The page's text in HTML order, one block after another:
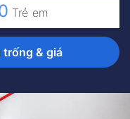
Trẻ em
& giá